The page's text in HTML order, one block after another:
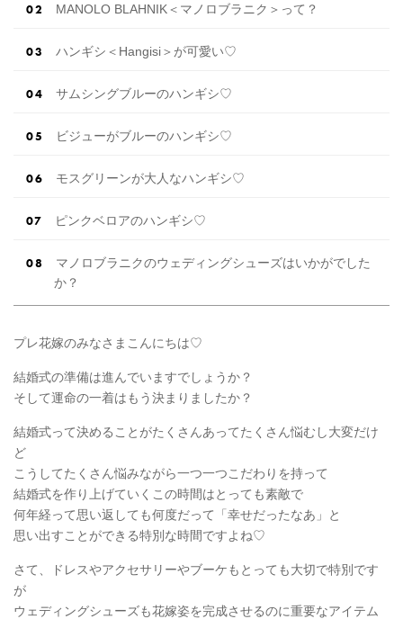
MANOLO BLAHNIK＜マノロブラニク＞って？
ハンギシ＜Hangisi＞が可愛い♡
サムシングブルーのハンギシ♡
ビジューがブルーのハンギシ♡
モスグリーンが大人なハンギシ♡
ピンクベロアのハンギシ♡
マノロブラニクのウェディングシューズはいかがでした
か？
プレ花嫁のみなさまこんにちは♡
結婚式の準備は進んでいますでしょうか？
そして運命の一着はもう決まりましたか？
結婚式って決めることがたくさんあってたくさん悩むし大変だけ
ど
こうしてたくさん悩みながら一つ一つこだわりを持って
結婚式を作り上げていくこの時間はとっても素敵で
何年経って思い返しても何度だって「幸せだったなあ」と
思い出すことができる特別な時間ですよね♡
さて、ドレスやアクセサリーやブーケもとっても大切で特別です
が
ウェディングシューズも花嫁姿を完成させるのに重要なアイテム